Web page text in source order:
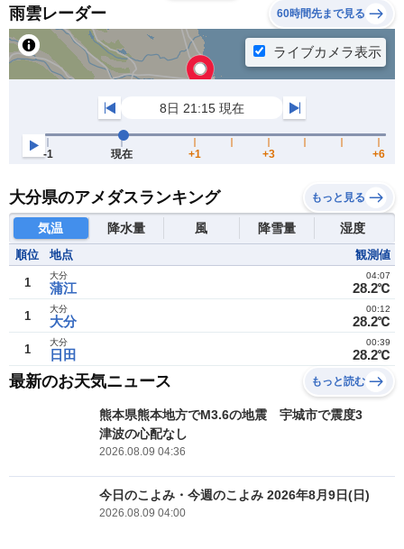
雨雲レーダー 60時間先まで見る
大分県のアメダスランキング もっと見る
気温 降水量 風 降雪量 湿度
順位 地点 観測値
1 蒲江
大分
28.2℃
04:07
1 大分
大分
28.2℃
00:12
1 日田
大分
28.2℃
00:39
最新のお天気ニュース もっと読む
熊本県熊本地方でM3.6の地震 宇城市で震度3
津波の心配なし
2026.08.09 04:36
今日のこよみ・今週のこよみ 2026年8月9日(日)
2026.08.09 04:00